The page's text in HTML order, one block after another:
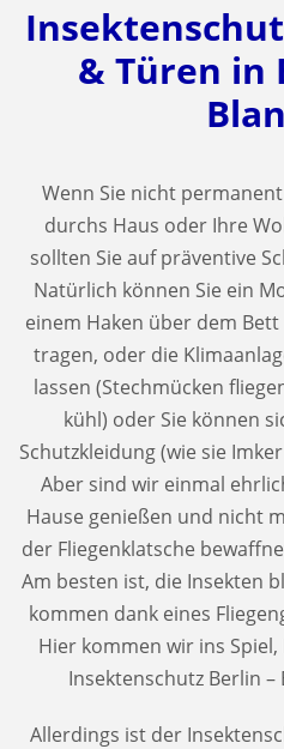
& Türen in
Wenn Sie nicht
durchs Haus oder Ihre
sollten Sie auf präventive
Natürlich können Sie ein
einem Haken über dem
tragen, oder die
lassen (Stechmücken
kühl) oder Sie können
Schutzkleidung (wie sie
Aber sind wir einmal
Hause genießen und nicht
der Fliegenklatsche
Am besten ist, die Insekten
kommen dank eines
Hier kommen wir ins
Insektenschutz Berlin –
Allerdings ist der